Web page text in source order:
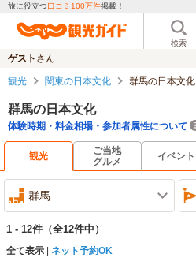
旅に役立つ口コミ100万件掲載！
検索
ゲスト さん
観光 関東の日本文化 群馬の日本文化
群馬の日本文化
体験時期・料金相場・参加者属性について
観光
ご当地
グルメ
イベント
群馬
1 - 12件 （全12件中）
全て表示 ネット予約OK